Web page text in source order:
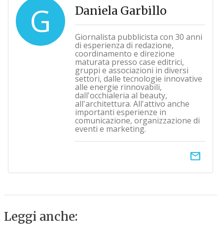
G Daniela Garbillo
Giornalista pubblicista con 30 anni
di esperienza di redazione,
coordinamento e direzione
maturata presso case editrici,
gruppi e associazioni in diversi
settori, dalle tecnologie innovative
alle energie rinnovabili,
dall'occhialeria al beauty,
all'architettura. All'attivo anche
importanti esperienze in
comunicazione, organizzazione di
eventi e marketing.
email
Leggi anche: